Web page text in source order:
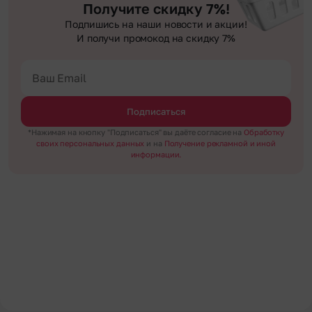
Получите скидку 7%!
Подпишись на наши новости и акции!
И получи промокод на скидку 7%
Подписаться
*Нажимая на кнопку "Подписаться" вы даёте согласие на Обработку
своих персональных данных и на Получение рекламной и иной
информации.